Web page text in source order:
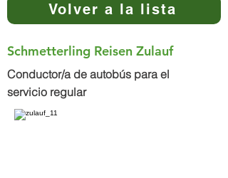
Volver a la lista
Schmetterling Reisen Zulauf
Conductor/a de autobús para el
servicio regular